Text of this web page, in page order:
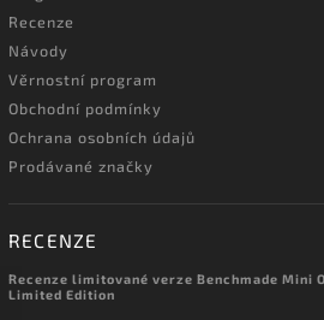
Recenze
Návody
Věrnostní program
Obchodní podmínky
Ochrana osobních údajů
Prodávané značky
RECENZE
Recenze limitované verze Benchmade Mini
Limited Edition